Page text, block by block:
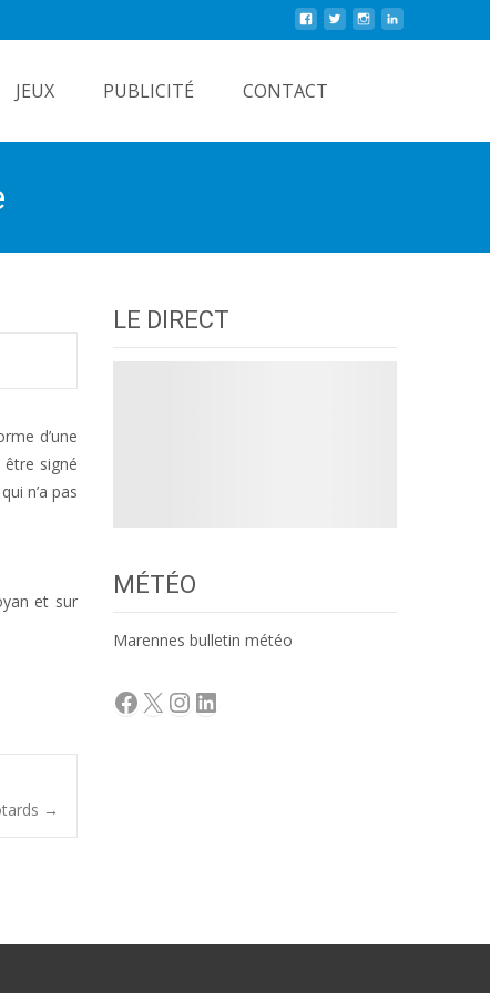
JEUX PUBLICITÉ CONTACT
d’une
signé
n’a pas
et sur
→
LE DIRECT
MÉTÉO
Marennes bulletin météo
Facebook
X Instagram
LinkedIn